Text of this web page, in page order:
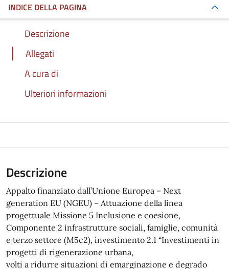
INDICE DELLA PAGINA
Descrizione
Allegati
A cura di
Ulteriori informazioni
Descrizione
Appalto finanziato dall’Unione Europea – Next
generation EU (NGEU) – Attuazione della linea
progettuale Missione 5 Inclusione e coesione,
Componente 2 infrastrutture sociali, famiglie, comunità
e terzo settore (M5c2), investimento 2.1 “Investimenti in
progetti di rigenerazione urbana,
volti a ridurre situazioni di emarginazione e degrado